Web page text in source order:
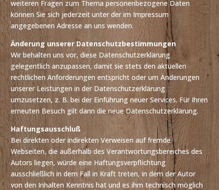
weiteren Fragen zum Thema personenbezogene Daten
können Sie sich jederzeit unter der im Impressum
angegebenen Adresse an uns wenden.
Änderung unserer Datenschutzbestimmungen
Wir behalten uns vor, diese Datenschutzerklärung
gelegentlich anzupassen, damit sie stets den aktuellen
rechtlichen Anforderungen entspricht oder um Änderungen
unserer Leistungen in der Datenschutzerklärung
umzusetzen, z. B. bei der Einführung neuer Services. Für Ihren
erneuten Besuch gilt dann die neue Datenschutzerklärung.
Haftungsausschluß
Bei direkten oder indirekten Verweisen auf fremde
Webseiten, die außerhalb des Verantwortungsbereiches des
Autors liegen, würde eine Haftungsverpflichtung
ausschließlich in dem Fall in Kraft treten, in dem der Autor
von den Inhalten Kenntnis hat und es ihm technisch möglich